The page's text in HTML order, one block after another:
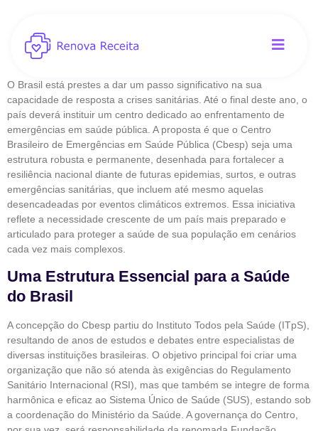
O Brasil está prestes a dar um passo significativo na sua
capacidade de resposta a crises sanitárias. Até o final deste ano, o
país deverá instituir um centro dedicado ao enfrentamento de
emergências em saúde pública. A proposta é que o Centro
Brasileiro de Emergências em Saúde Pública (Cbesp) seja uma
estrutura robusta e permanente, desenhada para fortalecer a
resiliência nacional diante de futuras epidemias, surtos, e outras
emergências sanitárias, que incluem até mesmo aquelas
desencadeadas por eventos climáticos extremos. Essa iniciativa
reflete a necessidade crescente de um país mais preparado e
articulado para proteger a saúde de sua população em cenários
cada vez mais complexos.
Uma Estrutura Essencial para a Saúde
do Brasil
A concepção do Cbesp partiu do Instituto Todos pela Saúde (ITpS),
resultando de anos de estudos e debates entre especialistas de
diversas instituições brasileiras. O objetivo principal foi criar uma
organização que não só atenda às exigências do Regulamento
Sanitário Internacional (RSI), mas que também se integre de forma
harmônica e eficaz ao Sistema Único de Saúde (SUS), estando sob
a coordenação do Ministério da Saúde. A governança do Centro,